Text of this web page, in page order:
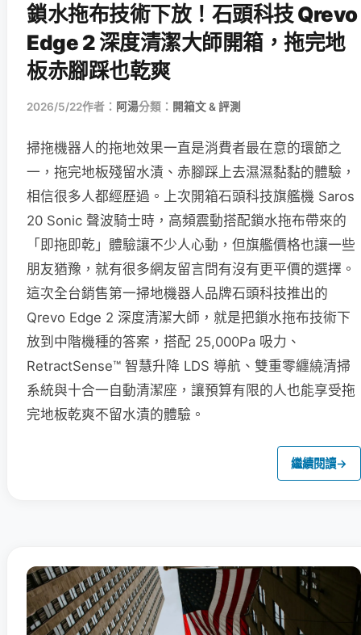
鎖水拖布技術下放！石頭科技 Qrevo
Edge 2 深度清潔大師開箱，拖完地
板赤腳踩也乾爽
2026/5/22作者： 阿湯分類： 開箱文 & 評測
掃拖機器人的拖地效果一直是消費者最在意的環節之
一，拖完地板殘留水漬、赤腳踩上去濕濕黏黏的體驗，
相信很多人都經歷過。上次開箱石頭科技旗艦機 Saros
20 Sonic 聲波騎士時，高頻震動搭配鎖水拖布帶來的
「即拖即乾」體驗讓不少人心動，但旗艦價格也讓一些
朋友猶豫，就有很多網友留言問有沒有更平價的選擇。
這次全台銷售第一掃地機器人品牌石頭科技推出的
Qrevo Edge 2 深度清潔大師，就是把鎖水拖布技術下
放到中階機種的答案，搭配 25,000Pa 吸力、
RetractSense™ 智慧升降 LDS 導航、雙重零纏繞清掃
系統與十合一自動清潔座，讓預算有限的人也能享受拖
完地板乾爽不留水漬的體驗。
繼續閱讀→